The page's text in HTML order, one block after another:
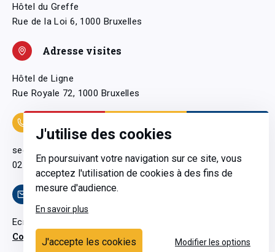
J'utilise des cookies
En poursuivant votre navigation sur ce site, vous
acceptez l'utilisation de cookies à des fins de
mesure d'audience.
En savoir plus
J'accepte les cookies Modifier les options
Hôtel du Greffe
Rue de la Loi 6, 1000 Bruxelles
Adresse visites
Hôtel de Ligne
Rue Royale 72, 1000 Bruxelles
secretariatgeneral@pfwb.be
02 506 38 11
Contact
Ecrivez-nous
Contactez-nous